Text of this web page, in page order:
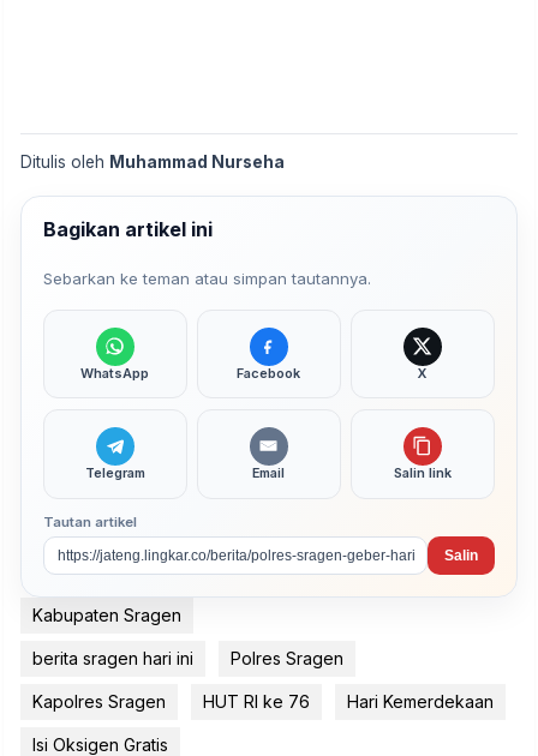
Ditulis oleh Muhammad Nurseha
Bagikan artikel ini
Sebarkan ke teman atau simpan tautannya.
WhatsApp Facebook X
Telegram Email Salin link
Tautan artikel
Salin
Kabupaten Sragen
berita sragen hari ini Polres Sragen
Kapolres Sragen HUT RI ke 76 Hari Kemerdekaan
Isi Oksigen Gratis